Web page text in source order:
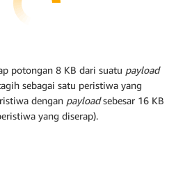
potongan 8 KB dari suatu payload
sebagai satu peristiwa yang
dengan payloadsebesar 16 KB
yang diserap).